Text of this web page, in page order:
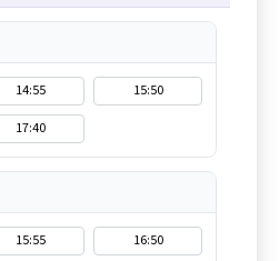
14:55
15:50
17:40
15:55
16:50